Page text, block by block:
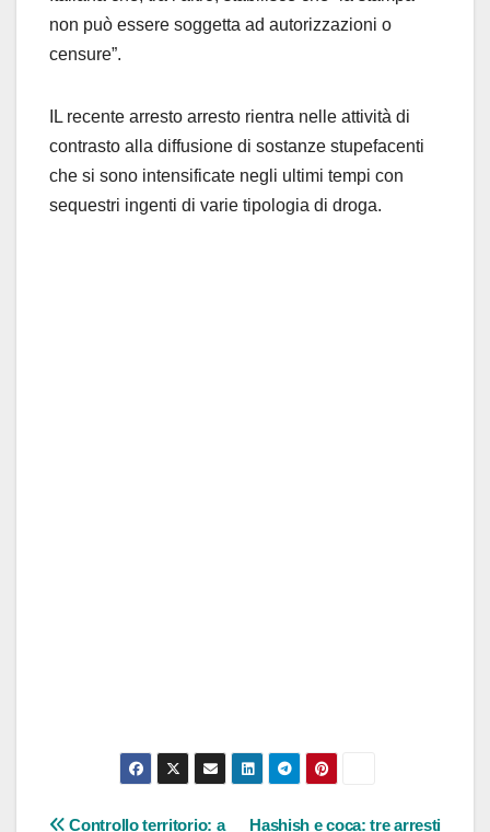
non può essere soggetta ad autorizzazioni o
censure”.
IL recente arresto arresto rientra nelle attività di
contrasto alla diffusione di sostanze stupefacenti
che si sono intensificate negli ultimi tempi con
sequestri ingenti di varie tipologia di droga.
Hashish e coca: tre arresti
Controllo territorio: a